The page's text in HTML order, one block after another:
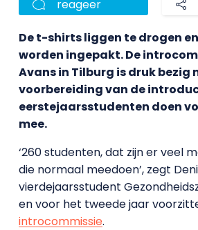
reageer
De t-shirts liggen te drogen
worden ingepakt. De
Avans in Tilburg is druk bezig
voorbereiding van de
eerstejaarsstudenten doen
mee.
‘260 studenten, dat zijn er veel
die normaal meedoen’, zegt
vierdejaarsstudent
en voor het tweede jaar
introcommissie.